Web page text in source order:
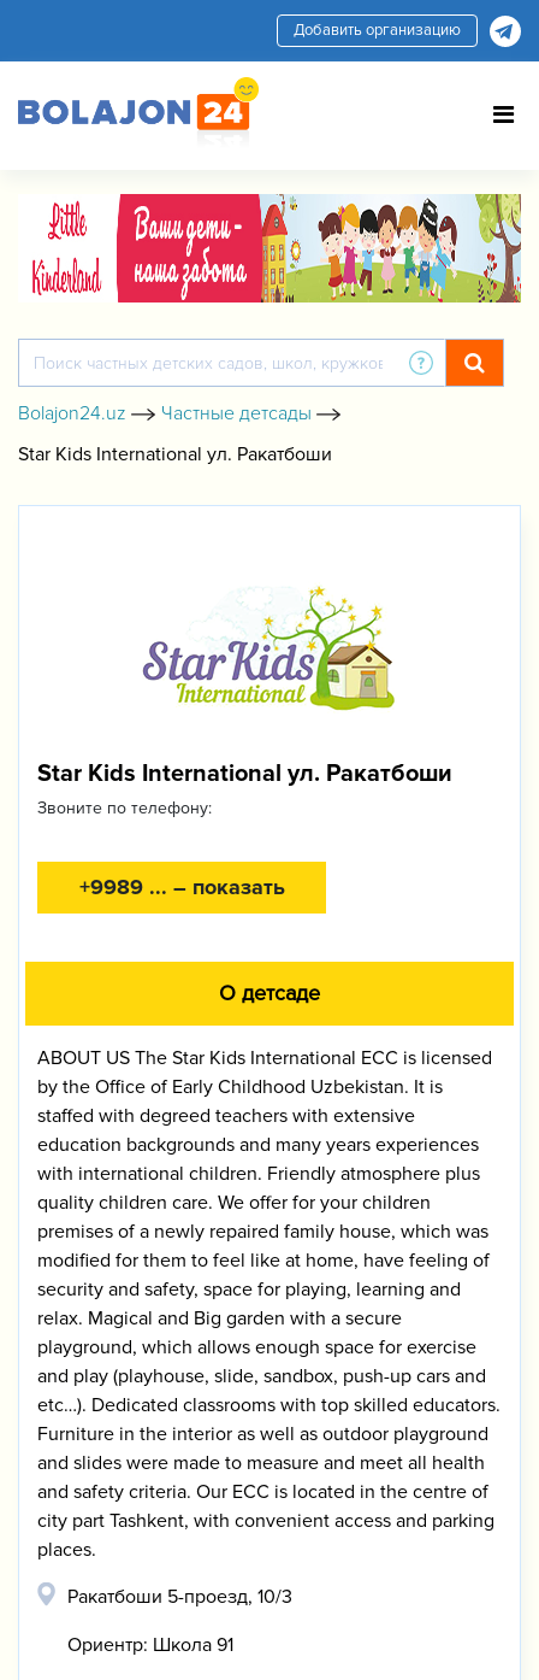
Добавить организацию
Bolajon24.uz
Частные детсады
Star Kids International ул. Ракатбоши
Star Kids International ул. Ракатбоши
Звоните по телефону:
+9989 ... – показать
О детсаде
ABOUT US The Star Kids International ECC is licensed
by the Office of Early Childhood Uzbekistan. It is
staffed with degreed teachers with extensive
education backgrounds and many years experiences
with international children. Friendly atmosphere plus
quality children care. We offer for your children
premises of a newly repaired family house, which was
modified for them to feel like at home, have feeling of
security and safety, space for playing, learning and
relax. Magical and Big garden with a secure
playground, which allows enough space for exercise
and play (playhouse, slide, sandbox, push-up cars and
etc…). Dedicated classrooms with top skilled educators.
Furniture in the interior as well as outdoor playground
and slides were made to measure and meet all health
and safety criteria. Our ECC is located in the centre of
city part Tashkent, with convenient access and parking
places.
​Ракатбоши 5-проезд, 10/3
Ориентр: Школа 91